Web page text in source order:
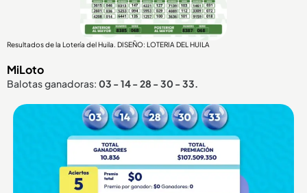
Resultados de la Lotería del Huila. DISEÑO: LOTERIA DEL HUILA
MiLoto
Balotas ganadoras: 03 - 14 - 28 - 30 - 33.